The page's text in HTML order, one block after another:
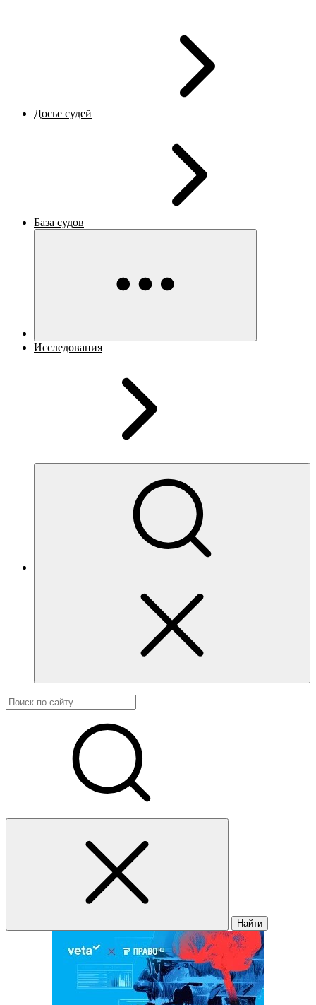
Досье судей
База судов
Исследования
Найти